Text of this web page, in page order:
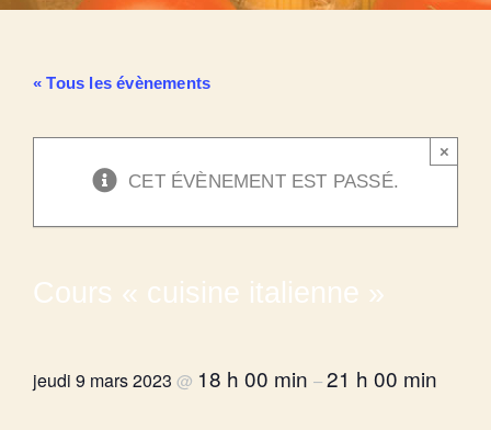
« Tous les évènements
CET ÉVÈNEMENT EST PASSÉ.
×
Cours « cuisine italienne »
jeudi 9 mars 2023 @ 18 h 00 min –21 h 00 min